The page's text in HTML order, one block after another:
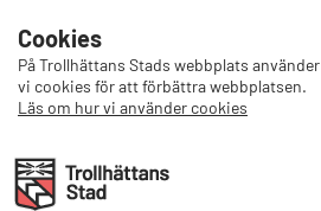
Cookies
På Trollhättans Stads webbplats använder
vi cookies för att förbättra webbplatsen.
Läs om hur vi använder cookies